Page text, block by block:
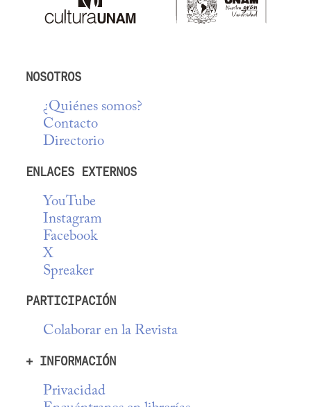
NOSOTROS
¿Quiénes somos?
Contacto
Directorio
ENLACES EXTERNOS
YouTube
Instagram
Facebook
X
Spreaker
PARTICIPACIÓN
Colaborar en la Revista
+ INFORMACIÓN
Privacidad